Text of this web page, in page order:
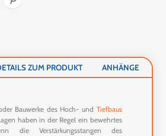
ZUM PRODUKT ANHÄNGE
Bauwerke des Hoch- und Tiefbaus
haben in der Regel ein bewehrtes
die Verstärkungsstangen des